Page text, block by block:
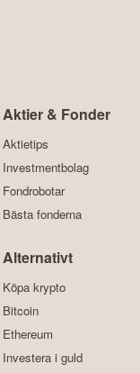
Aktier & Fonder
Aktietips
Investmentbolag
Fondrobotar
Bästa fonderna
Alternativt
Köpa krypto
Bitcoin
Ethereum
Investera i guld